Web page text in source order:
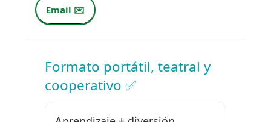
Email ✉️
Formato portátil, teatral y
cooperativo ✅